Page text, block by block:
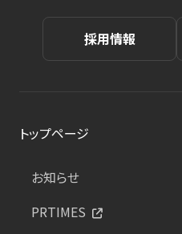
採用情報
トップページ
お知らせ
PRTIMES